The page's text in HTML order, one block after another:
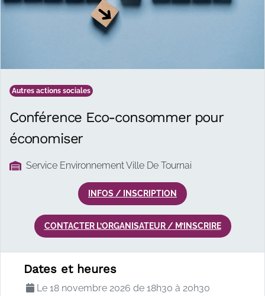
Autres actions sociales
Conférence Eco-consommer pour
économiser
Service Environnement Ville De Tournai
INFOS / INSCRIPTION
CONTACTER L’ORGANISATEUR / M’INSCRIRE
Description de
Dates et heures
Le 18 novembre 2026 de 18h30 à 20h30